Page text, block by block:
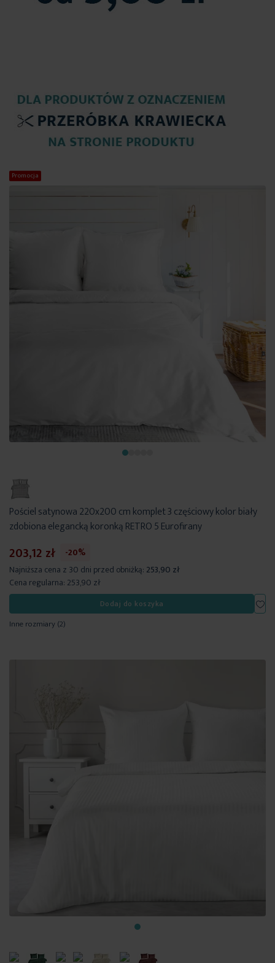
Promocja
Pościel satynowa 220x200 cm komplet 3 częściowy kolor biały
zdobiona elegancką koronką RETRO 5 Eurofirany
203,12 zł
-20%
Najniższa cena z 30 dni przed obniżką: 253,90 zł
Cena regularna: 253,90 zł
Dodaj do koszyka
Inne rozmiary(2)